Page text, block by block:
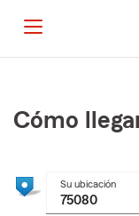
principal
Cómo
Su ubicación